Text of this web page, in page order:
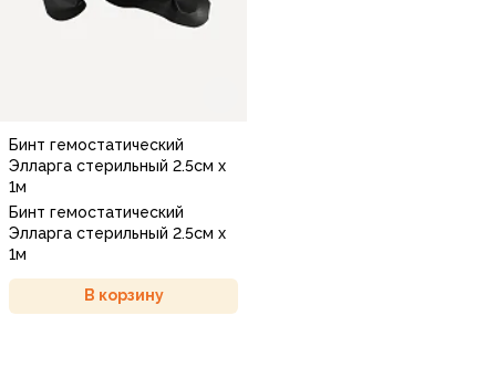
Бинт гемостатический
Элларга стерильный 2.5см х
1м
Бинт гемостатический
Элларга стерильный 2.5см х
1м
В корзину